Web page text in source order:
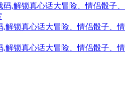
,解锁真心话大冒险、情侣骰子、情
,解锁真心话大冒险、情侣骰子、情